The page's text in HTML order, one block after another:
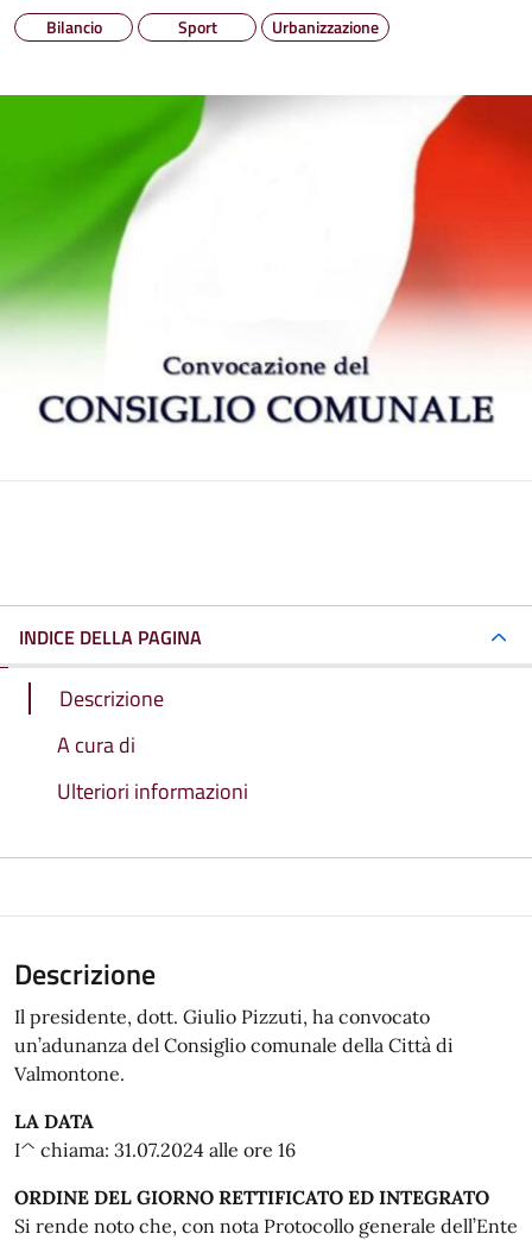
Bilancio Sport Urbanizzazione
INDICE DELLA PAGINA
Descrizione
A cura di
Ulteriori informazioni
Descrizione
Il presidente, dott. Giulio Pizzuti, ha convocato
un’adunanza del Consiglio comunale della Città di
Valmontone.
LA DATA
I^ chiama: 31.07.2024 alle ore 16
ORDINE DEL GIORNO RETTIFICATO ED INTEGRATO
Si rende noto che, con nota Protocollo generale dell’Ente